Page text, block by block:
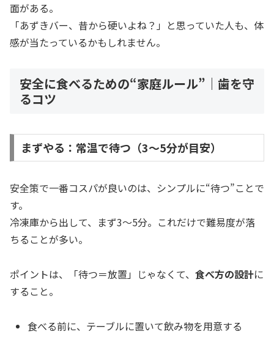
面がある。
「あずきバー、昔から硬いよね？」と思っていた人も、体
感が当たっているかもしれません。
安全に食べるための“家庭ルール”｜歯を守
るコツ
まずやる：常温で待つ（3〜5分が目安）
安全策で一番コスパが良いのは、シンプルに“待つ”ことで
す。
冷凍庫から出して、まず3〜5分。これだけで難易度が落
ちることが多い。
ポイントは、「待つ＝放置」じゃなくて、 食べ方の設計に
すること。
食べる前に、テーブルに置いて飲み物を用意する